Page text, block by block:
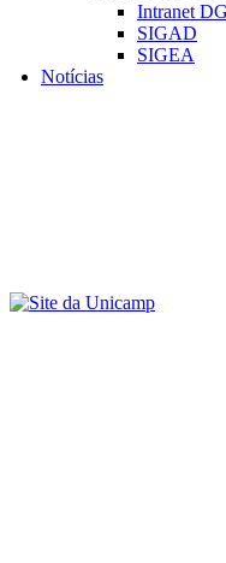
Intranet
SIGAD
SIGEA
Notícias